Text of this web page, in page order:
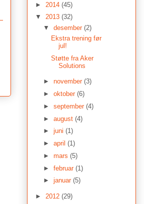
► 2014 (45)
▼ 2013 (32)
▼ desember (2)
Ekstra trening før
jul!
Støtte fra Aker
Solutions
► november (3)
► oktober (6)
► september (4)
► august (4)
► juni (1)
► april (1)
► mars (5)
► februar (1)
► januar (5)
► 2012 (29)